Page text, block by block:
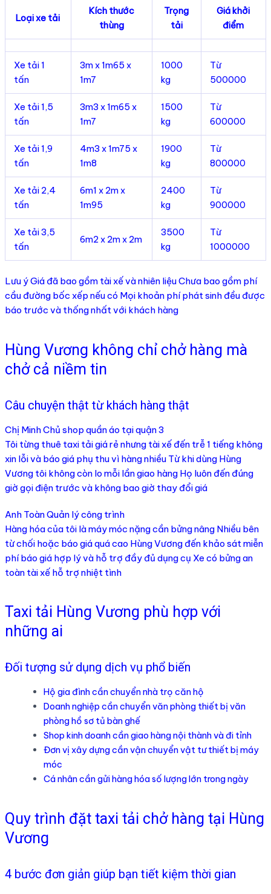
Loại xe tải
Kích thước
thùng
Trọng
tải
Giá khởi
điểm
Xe tải 1
tấn
3m x 1m65 x
1m7
1000
kg
Từ
500000
Xe tải 1,5
tấn
3m3 x 1m65 x
1m7
1500
kg
Từ
600000
Xe tải 1,9
tấn
4m3 x 1m75 x
1m8
1900
kg
Từ
800000
Xe tải 2,4
tấn
6m1 x 2m x
1m95
2400
kg
Từ
900000
Xe tải 3,5
tấn
6m2 x 2m x 2m
3500
kg
Từ
1000000
Lưu ý Giá đã bao gồm tài xế và nhiên liệu Chưa bao gồm phí
cầu đường bốc xếp nếu có Mọi khoản phí phát sinh đều được
báo trước và thống nhất với khách hàng
Hùng Vương không chỉ chở hàng mà
chở cả niềm tin
Câu chuyện thật từ khách hàng thật
Chị Minh Chủ shop quần áo tại quận 3
Tôi từng thuê taxi tải giá rẻ nhưng tài xế đến trễ 1 tiếng không
xin lỗi và báo giá phụ thu vì hàng nhiều Từ khi dùng Hùng
Vương tôi không còn lo mỗi lần giao hàng Họ luôn đến đúng
giờ gọi điện trước và không bao giờ thay đổi giá
Anh Toàn Quản lý công trình
Hàng hóa của tôi là máy móc nặng cần bửng nâng Nhiều bên
từ chối hoặc báo giá quá cao Hùng Vương đến khảo sát miễn
phí báo giá hợp lý và hỗ trợ đầy đủ dụng cụ Xe có bửng an
toàn tài xế hỗ trợ nhiệt tình
Taxi tải Hùng Vương phù hợp với
những ai
Đối tượng sử dụng dịch vụ phổ biến
Hộ gia đình cần chuyển nhà trọ căn hộ
Doanh nghiệp cần chuyển văn phòng thiết bị văn
phòng hồ sơ tủ bàn ghế
Shop kinh doanh cần giao hàng nội thành và đi tỉnh
Đơn vị xây dựng cần vận chuyển vật tư thiết bị máy
móc
Cá nhân cần gửi hàng hóa số lượng lớn trong ngày
Quy trình đặt taxi tải chở hàng tại Hùng
Vương
4 bước đơn giản giúp bạn tiết kiệm thời gian